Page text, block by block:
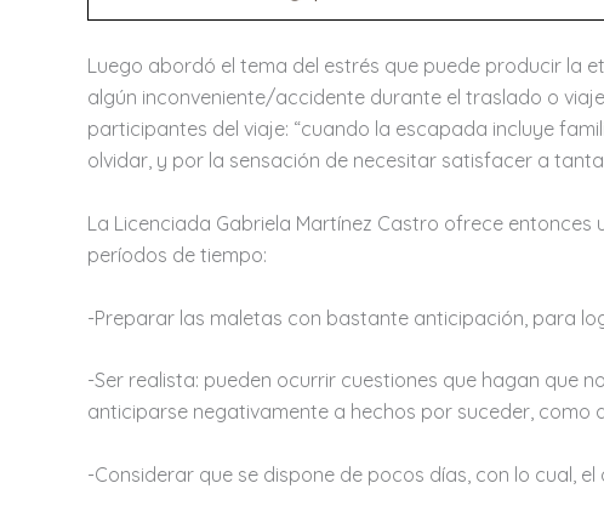
Luego abordó el tema del estrés que puede producir la
algún inconveniente/accidente durante el traslado o
participantes del viaje: “cuando la escapada incluye
olvidar, y por la sensación de necesitar satisfacer a
La Licenciada Gabriela Martínez Castro ofrece
períodos de tiempo:
-Preparar las maletas con bastante anticipación, para
-Ser realista: pueden ocurrir cuestiones que hagan que
anticiparse negativamente a hechos por suceder, como
-Considerar que se dispone de pocos días, con lo cual,